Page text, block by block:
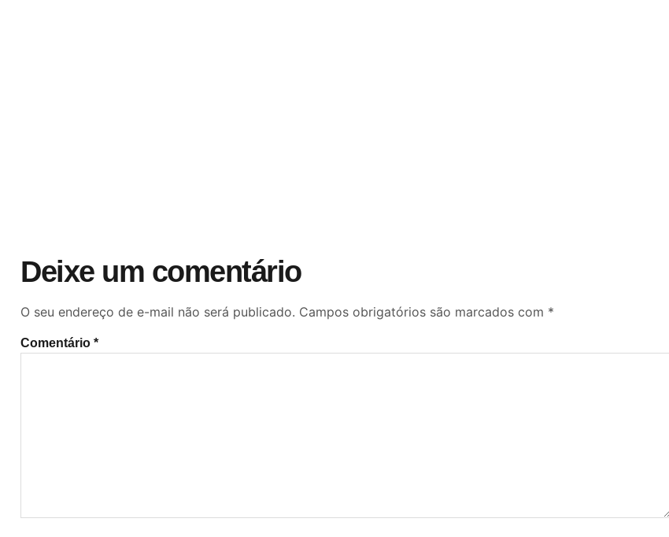
Deixe um comentário
O seu endereço de e-mail não será publicado. Campos obrigatórios são marcados com *
Comentário *